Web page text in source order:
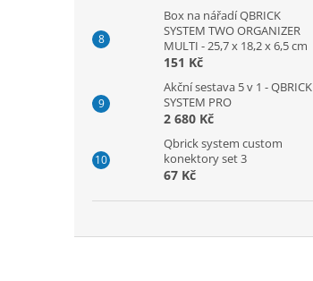
Box na nářadí QBRICK
SYSTEM TWO ORGANIZER
MULTI - 25,7 x 18,2 x 6,5 cm
151 Kč
Akční sestava 5 v 1 - QBRICK
SYSTEM PRO
2 680 Kč
Qbrick system custom
konektory set 3
67 Kč